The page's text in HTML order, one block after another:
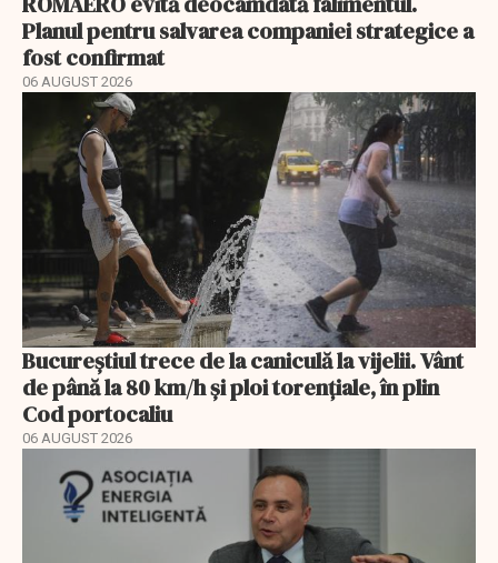
Planul pentru salvarea companiei strategice a
fost confirmat
06 AUGUST 2026
Bucureștiul trece de la caniculă la vijelii. Vânt
de până la 80 km/h și ploi torențiale, în plin
Cod portocaliu
06 AUGUST 2026